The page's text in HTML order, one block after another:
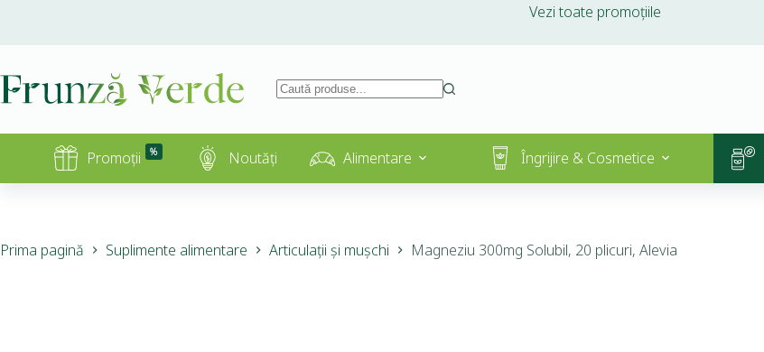
Vezi toate promoțiile
Promoții % Noutăți Alimentare Îngrijire & Cosmetice
Prima pagină Suplimente alimentare Articulații și mușchi Magneziu 300mg Solubil, 20 plicuri, Alevia